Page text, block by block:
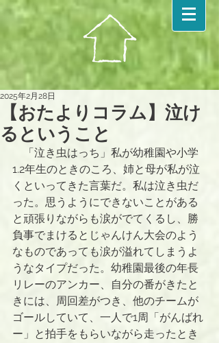
【おたよりコラム】泣け
るということ
2025年2月28日
「泣き虫はっち」私が幼稚園や小学
1.2年生のときのころ、姉と母が私が泣
くといってきた言葉だ。私は泣き虫だ
った。思うようにできないことがある
と頑張りながらも涙がでてくるし、勝
負事でまけるとじゃんけん大会のよう
なものであっても涙が溢れてしまうよ
うなタイプだった。幼稚園最後の年長
リレーのアンカー、自分の番がきたと
きには、周回差がつき、他のチームが
ゴールしていて、一人で1周「がんばれ
ー」と拍手をもらいながら走ったとき